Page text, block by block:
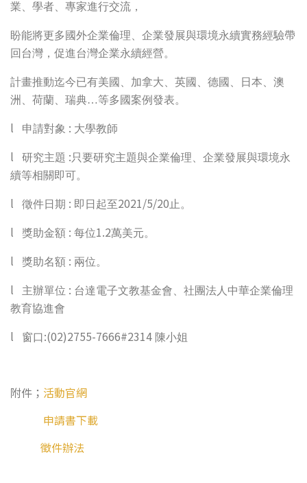
業、學者、專家進行交流，
盼能將更多國外企業倫理、企業發展與環境永續實務經驗帶
回台灣，促進台灣企業永續經營。
計畫推動迄今已有美國、加拿大、英國、德國、日本、澳
洲、荷蘭、瑞典…等多國案例發表。
l 申請對象 : 大學教師
l 研究主題 : 只要研究主題與企業倫理、企業發展與環境永
續等相關即可。
l 徵件日期 : 即日起至2021/5/20 止。
l 獎助金額 : 每位1.2萬美元。
l 獎助名額 : 兩位。
l 主辦單位 : 台達電子文教基金會、社團法人中華企業倫理
教育協進會
l 窗口 :(02)2755-7666#2314 陳小姐
附件； 活動官網
申請書下載
徵件辦法